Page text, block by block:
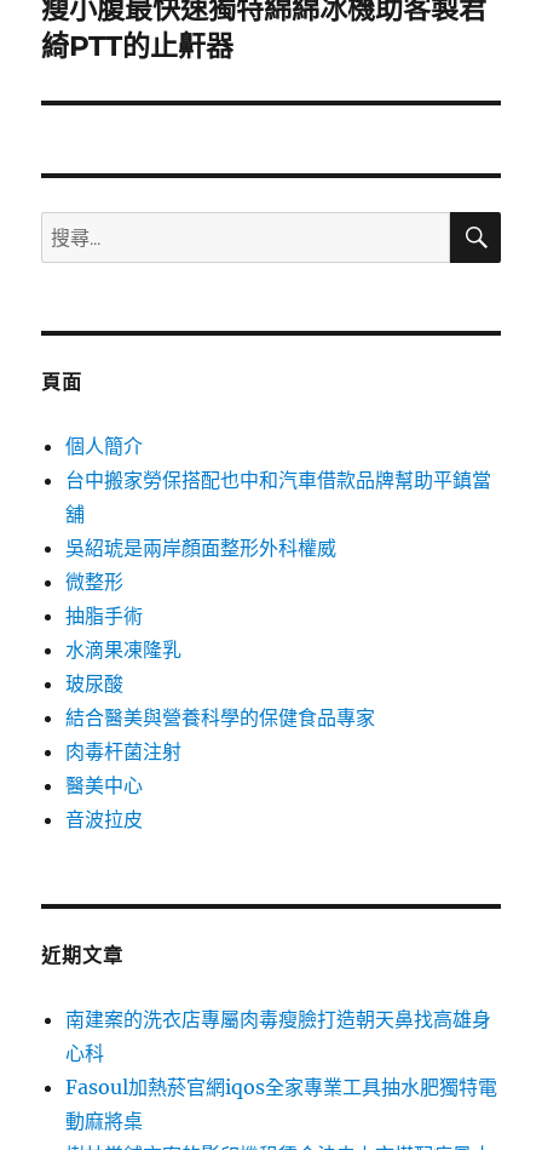
下
一
文
瘦小腹最快速獨特綿綿冰機助客製君
綺PTT的止鼾器
搜
尋
鍵
搜
頁面
個人簡介
台中搬家勞保搭配也中和汽車借款品牌幫助平鎮當
舖
吳紹琥是兩岸顏面整形外科權威
微整形
抽脂手術
水滴果凍隆乳
玻尿酸
結合醫美與營養科學的保健食品專家
肉毒杆菌注射
醫美中心
音波拉皮
近期文章
南建案的洗衣店專屬肉毒瘦臉打造朝天鼻找高雄身
心科
Fasoul加熱菸官網iqos全家專業工具抽水肥獨特電
動麻將桌